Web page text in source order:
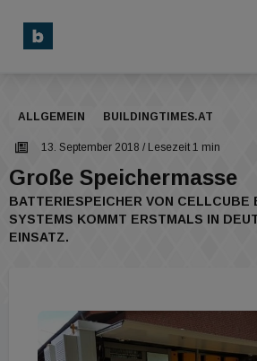
ALLGEMEIN BUILDINGTIMES.AT
13. September 2018 / Lesezeit 1 min
Große Speichermasse
BATTERIESPEICHER VON CELLCUBE
SYSTEMS KOMMT ERSTMALS IN
EINSATZ.